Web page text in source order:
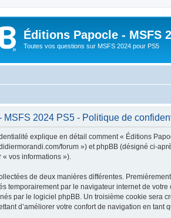
Éditions Papocle - MSFS
Toutes vos questions sur MSFS 2024 pour PS5
MSFS 2024 PS5 - Politique de
explique en détail comment « Éditions
forum ») et phpBB (désigné ci-
vos informations »).
de deux manières différentes.
temporairement par le navigateur internet de
par le logiciel phpBB. Un troisième cookie sera
d’améliorer votre confort de navigation en tant